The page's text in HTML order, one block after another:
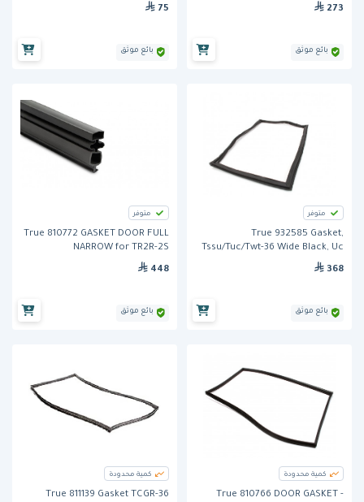
273
بائع موثق
75
بائع موثق
متوفر
True 932585 Gasket,
Tssu/Tuc/Twt-36 Wide Black, Uc
368
بائع موثق
متوفر
True 810772 GASKET DOOR FULL
NARROW for TR2R-2S
448
بائع موثق
كمية محدودة
True 810766 DOOR GASKET -
كمية محدودة
True 811139 Gasket TCGR-36